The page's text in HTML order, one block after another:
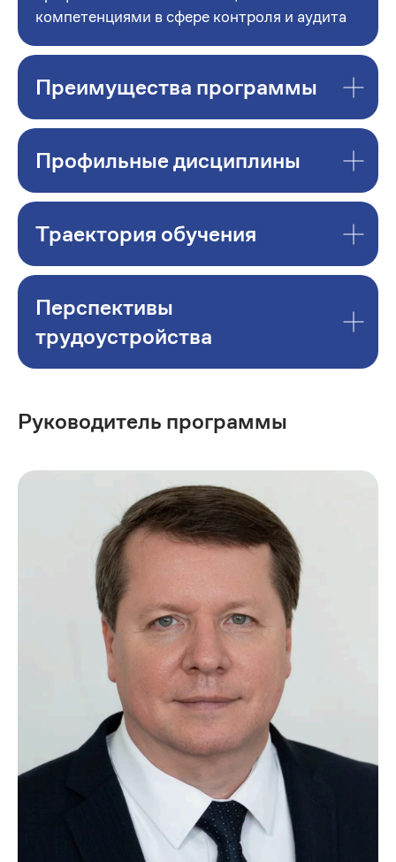
компетенциями в сфере контроля и аудита
Преимущества программы
Профильные дисциплины
Траектория обучения
Перспективы
трудоустройства
Руководитель программы
Не можешь определиться
с направлением или
остались вопросы?